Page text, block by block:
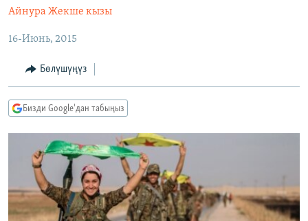
ЭКОНОМИКА
МАДАНИЯТ
БОРБОР АЗИЯ
АТАЙЫН ИЛИКТӨӨ
ТВ ПРОГРАММАЛАР
БҮГҮН АЗАТТЫКТА
БИЗ ЖАНА ДҮЙНӨ
ДАНИСТЕ
ЭЖЕ-СИҢДИЛЕР
АЗАТТЫК+
ЫҢГАЙСЫЗ СУРООЛОР
ПОДКАСТ
ӨЗГӨЧӨ ПИКИР
ОНЛАЙН ШЕРИНЕ
Айнура Жекше кызы
16-Июнь, 2015
Бөлүшүңүз
Бизди Google'дан табыңыз